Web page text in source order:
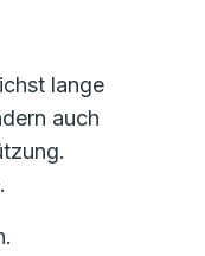
lange
auch